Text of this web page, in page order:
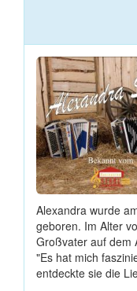
Alexandra wurde
geboren. Im Alter
Großvater auf dem
"Es hat mich
entdeckte sie die